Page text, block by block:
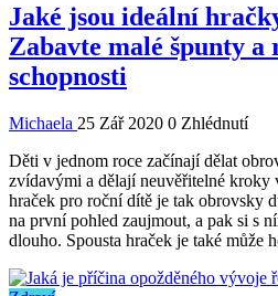
Jaké jsou ideální
Zabavte malé špunty
schopnosti
Michaela 25 Zář 2020 0 Zhlédnutí
Děti v jednom roce začínají dělat
zvídavými a dělají neuvěřitelné
hraček pro roční dítě je tak obrovsky
na první pohled zaujmout, a pak si s
dlouho. Spousta hraček je také může